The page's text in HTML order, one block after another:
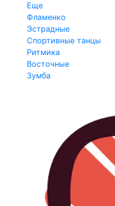
Еще
Фламенко
Эстрадные
Спортивные танцы
Ритмика
Восточные
Зумба